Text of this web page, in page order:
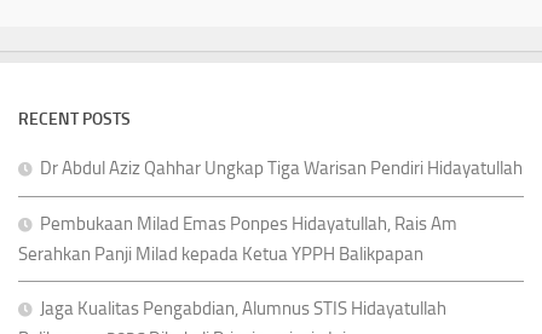
RECENT POSTS
Dr Abdul Aziz Qahhar Ungkap Tiga Warisan Pendiri Hidayatullah
Pembukaan Milad Emas Ponpes Hidayatullah, Rais Am
Serahkan Panji Milad kepada Ketua YPPH Balikpapan
Jaga Kualitas Pengabdian, Alumnus STIS Hidayatullah